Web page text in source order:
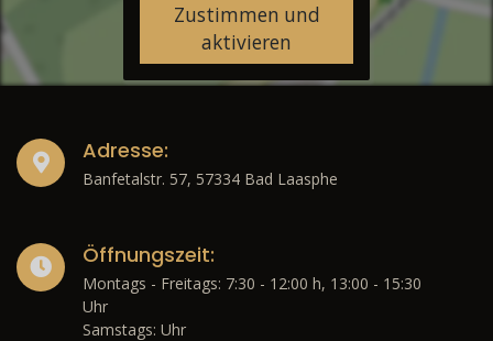
Zustimmen und
aktivieren
Adresse:
Banfetalstr. 57, 57334 Bad Laasphe
Öffnungszeit:
Montags - Freitags: 7:30 - 12:00 h, 13:00 - 15:30
Uhr
Samstags: Uhr